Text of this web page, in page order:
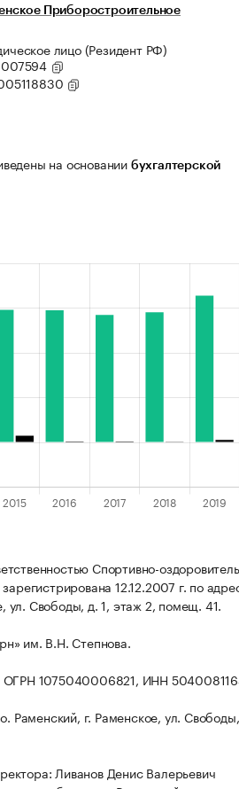
Приборостроительное
лицо (Резидент РФ)
на основании бухгалтерской
Спортивно-
12.12.2007 г. по
ул. Свободы, д. 1, этаж 2, помещ. 41.
им. В.Н. Степнова.
ОГРН 1075040006821, ИНН
Раменский, г. Раменское, ул.
Ливанов Денис Валерьевич